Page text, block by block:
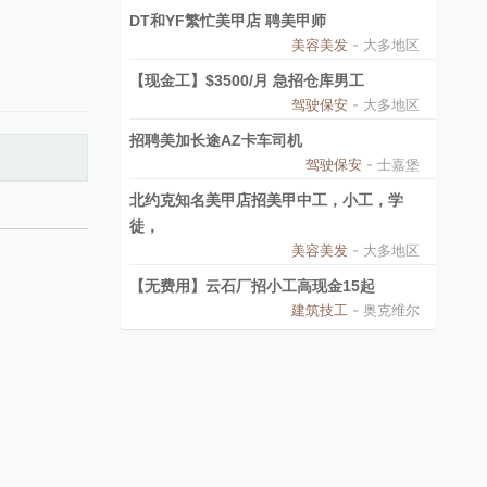
DT和YF繁忙美甲店 聘美甲师
美容美发 - 大多地区
【现金工】$3500/月 急招仓库男工
驾驶保安 - 大多地区
招聘美加长途AZ卡车司机
驾驶保安 - 士嘉堡
北约克知名美甲店招美甲中工，小工，学
徒，
美容美发 - 大多地区
【无费用】云石厂招小工高现金15起
建筑技工 - 奥克维尔